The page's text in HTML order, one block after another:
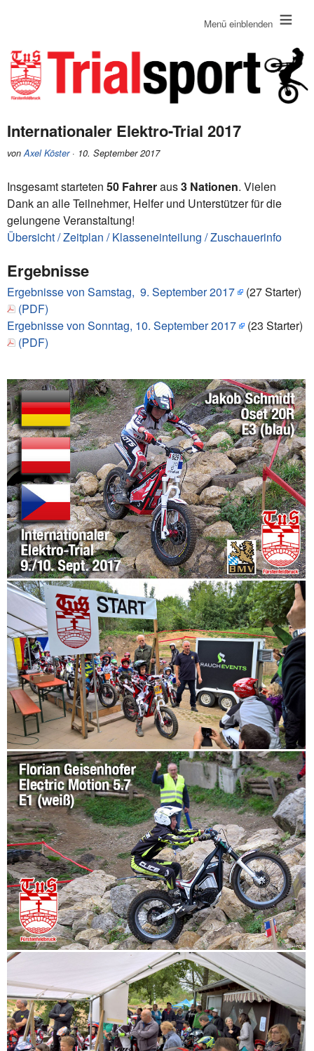
Menü einblenden ≡
Internationaler Elektro-Trial 2017
vonAxel Köster· 10. September 2017
Insgesamt starteten 50 Fahreraus3 Nationen. Vielen
Dank an alle Teilnehmer, Helfer und Unterstützer für die
gelungene Veranstaltung!
Übersicht / Zeitplan / Klasseneinteilung / Zuschauerinfo
Ergebnisse
Ergebnisse von Samstag, 9. September 2017
(27 Starter)
(PDF)
Ergebnisse von Sonntag, 10. September 2017
(23 Starter)
(PDF)